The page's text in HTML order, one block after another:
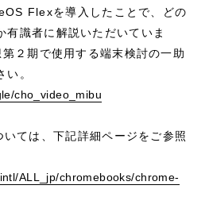
Flexを導入したことで、どの
有識者に解説いただいていま
２期で使用する端末検討の一助
。
cho_video_mibu
ては、下記詳細ページをご参照
ALL_jp/chromebooks/chrome-